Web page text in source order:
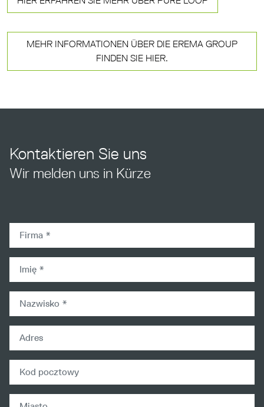
MEHR INFORMATIONEN ÜBER DIE EREMA GROUP
FINDEN SIE HIER.
Kontaktieren Sie uns
Wir melden uns in Kürze
company
firstname
lastname
address
city